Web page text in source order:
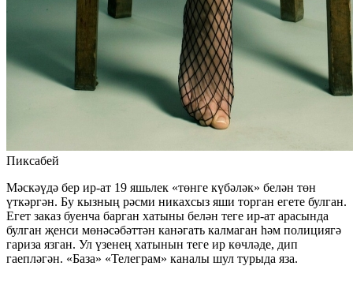
Пиксабей
Мәскәүдә бер ир-ат 19 яшьлек «төнге күбәләк» белән төн
үткәргән. Бу кызның рәсми никахсыз яши торган егете булган.
Егет заказ буенча барган хатыны белән теге ир-ат арасында
булган җенси мөнәсәбәттән канәгать калмаган һәм полициягә
гариза язган. Ул үзенең хатынын теге ир көчләде, дип
гаепләгән. «База» «Телеграм» каналы шул турыда яза.